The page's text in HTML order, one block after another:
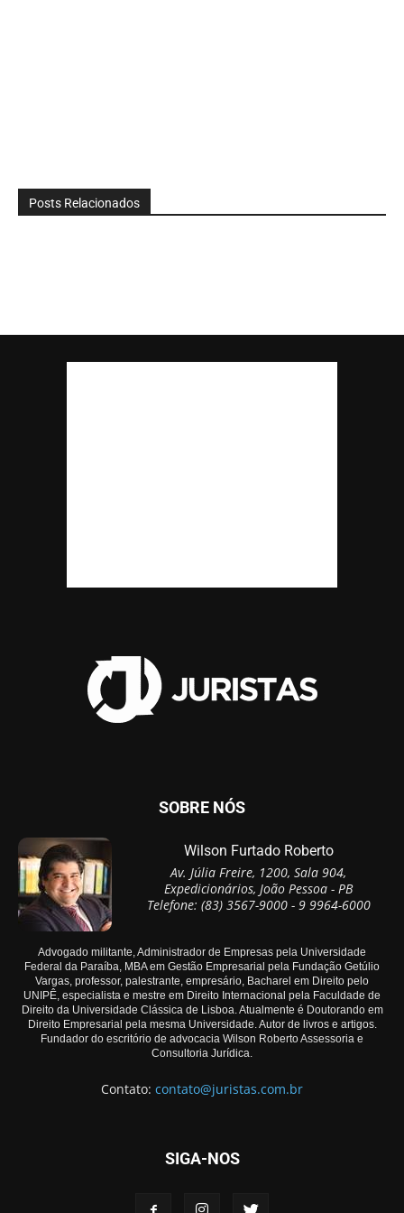
Posts Relacionados
SOBRE NÓS
Wilson Furtado Roberto
Av. Júlia Freire, 1200, Sala 904,
Expedicionários, João Pessoa - PB
Telefone: (83) 3567-9000 - 9 9964-6000
Advogado militante, Administrador de Empresas pela Universidade
Federal da Paraíba, MBA em Gestão Empresarial pela Fundação Getúlio
Vargas, professor, palestrante, empresário, Bacharel em Direito pelo
UNIPÊ, especialista e mestre em Direito Internacional pela Faculdade de
Direito da Universidade Clássica de Lisboa. Atualmente é Doutorando em
Direito Empresarial pela mesma Universidade. Autor de livros e artigos.
Fundador do escritório de advocacia Wilson Roberto Assessoria e
Consultoria Jurídica.
Contato: contato@juristas.com.br
SIGA-NOS